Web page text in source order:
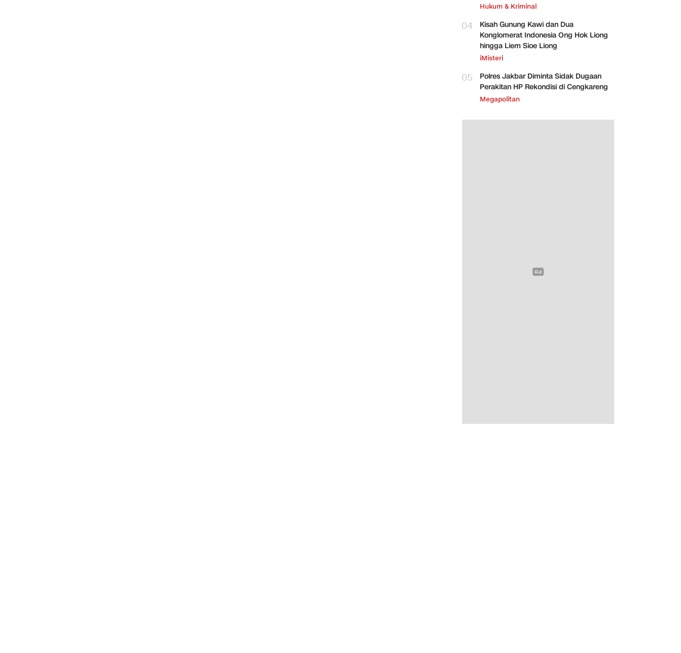
Hukum & Kriminal
04
Kisah Gunung Kawi dan Dua
Konglomerat Indonesia Ong Hok Liong
hingga Liem Sioe Liong
iMisteri
05
Polres Jakbar Diminta Sidak Dugaan
Perakitan HP Rekondisi di Cengkareng
Megapolitan